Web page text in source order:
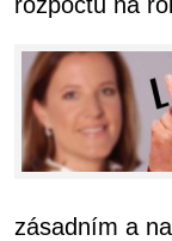
zásadním a